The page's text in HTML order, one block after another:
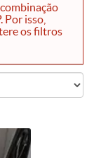
isso,
os filtros